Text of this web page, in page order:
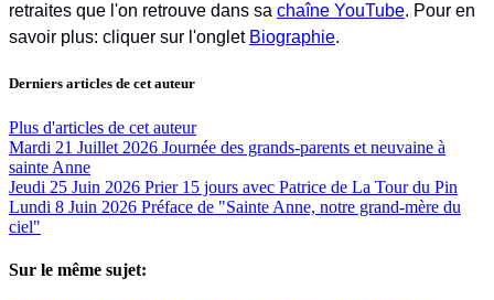
retraites que l'on retrouve dans sa chaîne YouTube. Pour en
savoir plus: cliquer sur l'onglet Biographie.
Derniers articles de cet auteur
Plus d'articles de cet auteur
Mardi 21 Juillet 2026 Journée des grands-parents et neuvaine à
sainte Anne
Jeudi 25 Juin 2026 Prier 15 jours avec Patrice de La Tour du Pin
Lundi 8 Juin 2026 Préface de "Sainte Anne, notre grand-mère du
ciel"
Sur le même sujet: